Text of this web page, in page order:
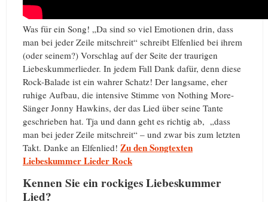
Was für ein Song! „Da sind so viel Emotionen drin, dass
man bei jeder Zeile mitschreit“ schreibt Elfenlied bei ihrem
(oder seinem?) Vorschlag auf der Seite der traurigen
Liebeskummerlieder. In jedem Fall Dank dafür, denn diese
Rock-Balade ist ein wahrer Schatz! Der langsame, eher
ruhige Aufbau, die intensive Stimme von Nothing More-
Sänger Jonny Hawkins, der das Lied über seine Tante
geschrieben hat. Tja und dann geht es richtig ab, „dass
man bei jeder Zeile mitschreit“ – und zwar bis zum letzten
Takt. Danke an Elfenlied! Zu den Songtexten
Liebeskummer Lieder Rock
Kennen Sie ein rockiges Liebeskummer
Lied?